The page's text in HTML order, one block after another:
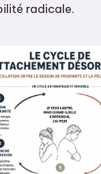
radicale.